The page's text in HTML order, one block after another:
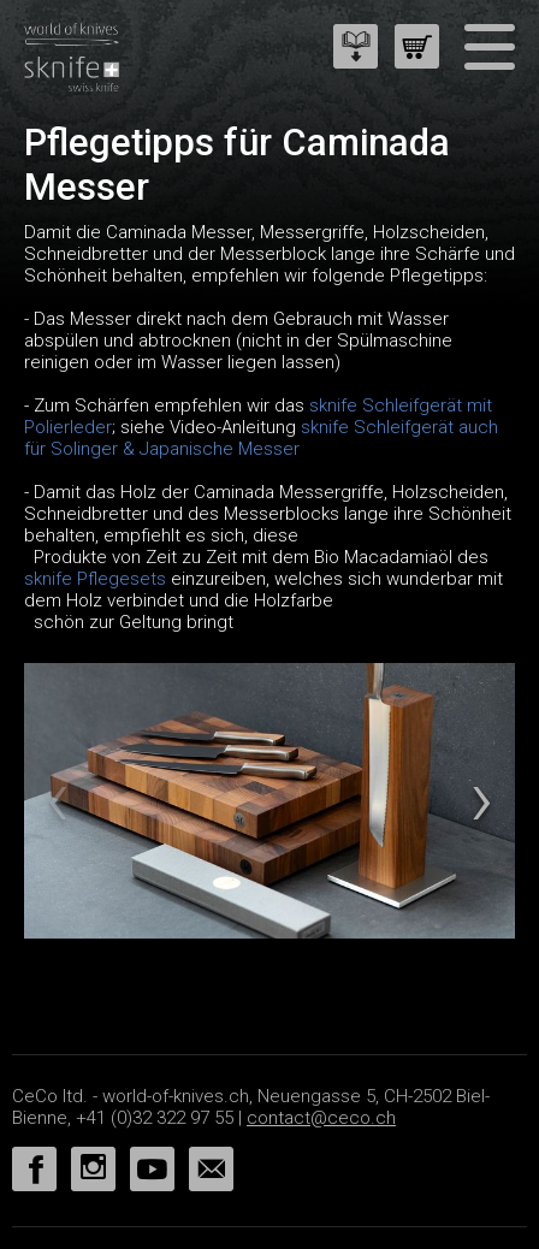
Pflegetipps für Caminada
Messer
Damit die Caminada Messer, Messergriffe, Holzscheiden,
Schneidbretter und der Messerblock lange ihre Schärfe und
Schönheit behalten, empfehlen wir folgende Pflegetipps:
- Das Messer direkt nach dem Gebrauch mit Wasser
abspülen und abtrocknen (nicht in der Spülmaschine
reinigen oder im Wasser liegen lassen)
- Zum Schärfen empfehlen wir das sknife Schleifgerät mit
Polierleder; siehe Video-Anleitung sknife Schleifgerät auch
für Solinger & Japanische Messer
- Damit das Holz der Caminada Messergriffe, Holzscheiden,
Schneidbretter und des Messerblocks lange ihre Schönheit
behalten, empfiehlt es sich, diese
Produkte von Zeit zu Zeit mit dem Bio Macadamiaöl des
sknife Pflegesets einzureiben, welches sich wunderbar mit
dem Holz verbindet und die Holzfarbe
schön zur Geltung bringt
CeCo ltd. - world-of-knives.ch, Neuengasse 5, CH-2502 Biel-
Bienne, +41 (0)32 322 97 55 | contact@ceco.ch